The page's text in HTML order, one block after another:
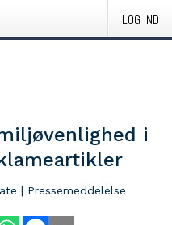
LOG IND
i
| Pressemeddelelse